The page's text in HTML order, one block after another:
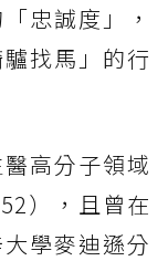
忠誠度」，
找馬」的行
高分子領域
），且曾在
學麥迪遜分